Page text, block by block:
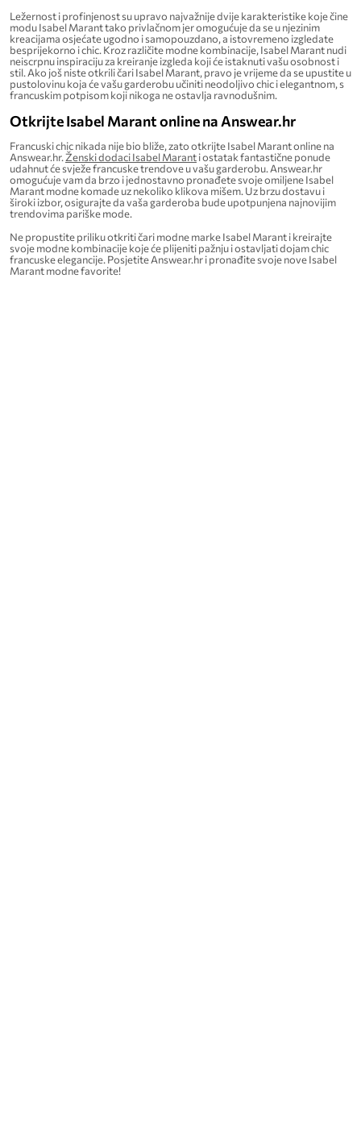
Ležernost i profinjenost su upravo najvažnije dvije karakteristike koje čine
modu Isabel Marant tako privlačnom jer omogućuje da se u njezinim
kreacijama osjećate ugodno i samopouzdano, a istovremeno izgledate
besprijekorno i chic. Kroz različite modne kombinacije, Isabel Marant nudi
neiscrpnu inspiraciju za kreiranje izgleda koji će istaknuti vašu osobnost i
stil. Ako još niste otkrili čari Isabel Marant, pravo je vrijeme da se upustite u
pustolovinu koja će vašu garderobu učiniti neodoljivo chic i elegantnom, s
francuskim potpisom koji nikoga ne ostavlja ravnodušnim.
Otkrijte Isabel Marant online na Answear.hr
Francuski chic nikada nije bio bliže, zato otkrijte Isabel Marant online na
Answear.hr.Ženski dodaci Isabel Maranti ostatak fantastične ponude
udahnut će svježe francuske trendove u vašu garderobu. Answear.hr
omogućuje vam da brzo i jednostavno pronađete svoje omiljene Isabel
Marant modne komade uz nekoliko klikova mišem. Uz brzu dostavu i
široki izbor, osigurajte da vaša garderoba bude upotpunjena najnovijim
trendovima pariške mode.
Ne propustite priliku otkriti čari modne marke Isabel Marant i kreirajte
svoje modne kombinacije koje će plijeniti pažnju i ostavljati dojam chic
francuske elegancije. Posjetite Answear.hr i pronađite svoje nove Isabel
Marant modne favorite!